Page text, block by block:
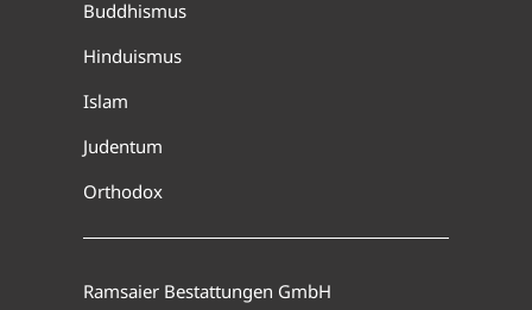
Buddhismus
Hinduismus
Islam
Judentum
Orthodox
Ramsaier Bestattungen GmbH